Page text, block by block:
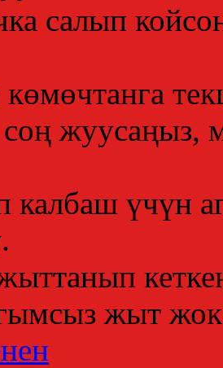
салып
жуусаңыз,
калбаш үчүн
жыт жок